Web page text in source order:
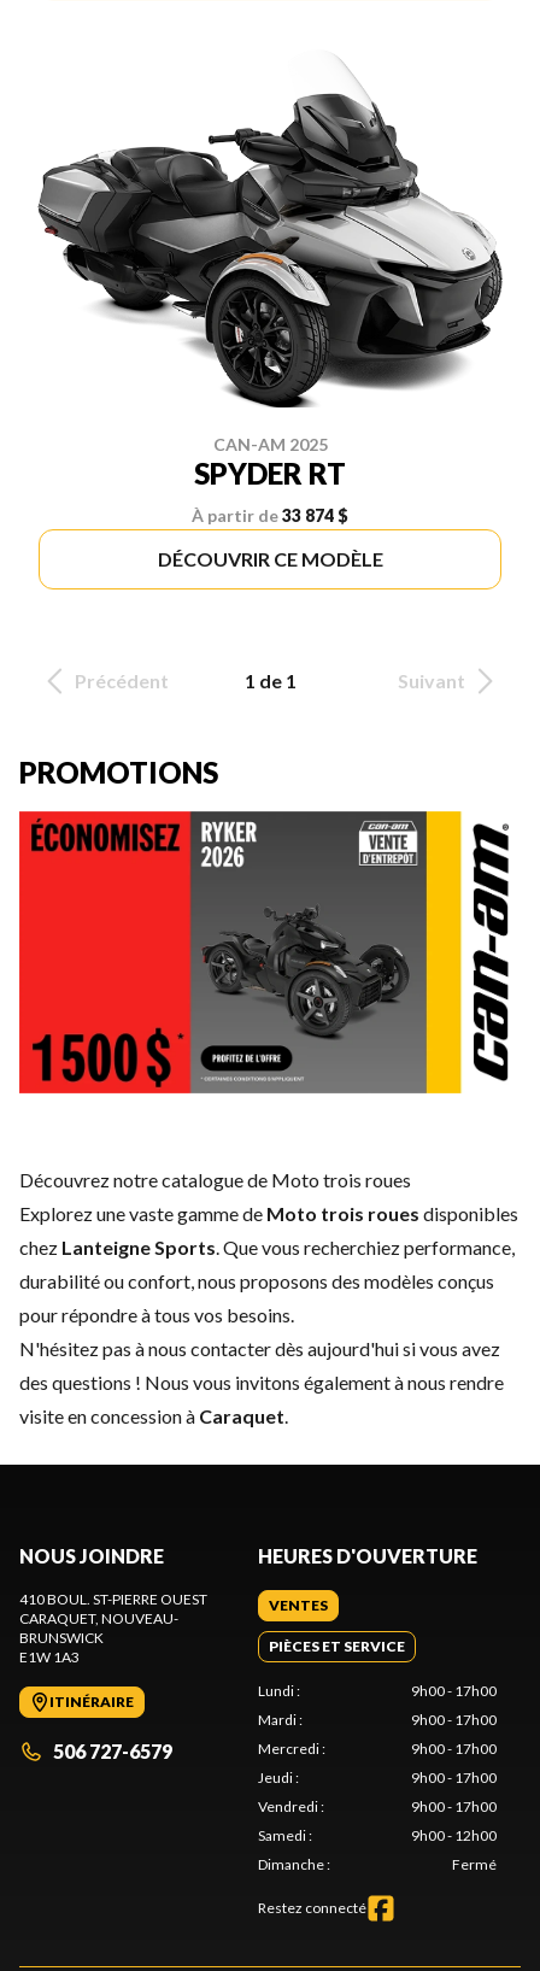
CAN-AM 2025
SPYDER RT
À partir de33 874 $
DÉCOUVRIR CE MODÈLE
Précédent 1 de 1 Suivant
PROMOTIONS
Découvrez notre catalogue de Moto trois roues
Explorez une vaste gamme de Moto trois roues disponibles
chez Lanteigne Sports. Que vous recherchiez performance,
durabilité ou confort, nous proposons des modèles conçus
pour répondre à tous vos besoins.
N'hésitez pas ànous contacterdès aujourd'hui si vous avez
des questions ! Nous vous invitons également à nous rendre
visite en concession à Caraquet.
NOUS JOINDRE
410 BOUL. ST-PIERRE OUEST
CARAQUET, NOUVEAU-
BRUNSWICK
E1W 1A3
ITINÉRAIRE
506 727-6579
HEURES D'OUVERTURE
VENTES
PIÈCES ET SERVICE
Lundi:
9h00 - 17h00
Mardi:
9h00 - 17h00
Mercredi:
9h00 - 17h00
Jeudi:
9h00 - 17h00
Vendredi:
9h00 - 17h00
Samedi:
9h00 - 12h00
Dimanche: Fermé
Restez connecté